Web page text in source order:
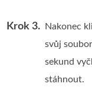
Krok 3. Nakonec
svůj
sekund
stáhnout.